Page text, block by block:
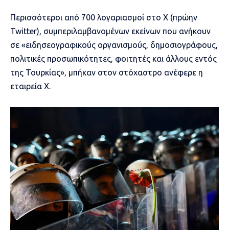
Περισσότεροι από 700 λογαριασμοί στο X (πρώην
Twitter), συμπεριλαμβανομένων εκείνων που ανήκουν
σε «ειδησεογραφικούς οργανισμούς, δημοσιογράφους,
πολιτικές προσωπικότητες, φοιτητές και άλλους εντός
της Τουρκίας», μπήκαν στον στόχαστρο ανέφερε η
εταιρεία X.